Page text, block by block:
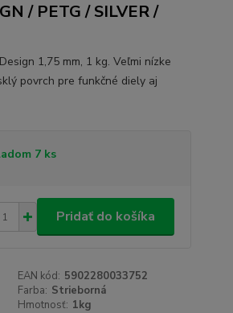
/ PETG / SILVER /
1,75 mm, 1 kg. Veľmi nízke
povrch pre funkčné diely aj
7 ks
Pridať do košíka
EAN kód: 5902280033752
Farba: Strieborná
Hmotnosť: 1kg